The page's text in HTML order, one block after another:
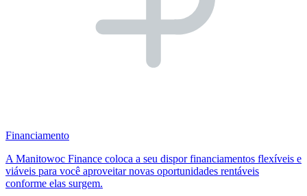
Financiamento
A Manitowoc Finance coloca a seu dispor financiamentos flexíveis e
viáveis para você aproveitar novas oportunidades rentáveis
conforme elas surgem.